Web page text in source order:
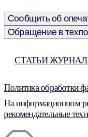
Сообщить об
Обращение в
СТАТЬИ
Политика обработки
На информационном
рекомендательные